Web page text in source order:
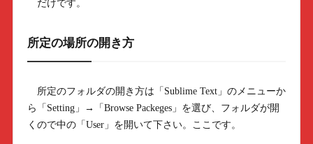
だけです。
所定の場所の開き方
所定のフォルダの開き方は「Sublime Text」のメニューか
ら「Setting」→「Browse Packeges」を選び、フォルダが開
くので中の「User」を開いて下さい。ここです。